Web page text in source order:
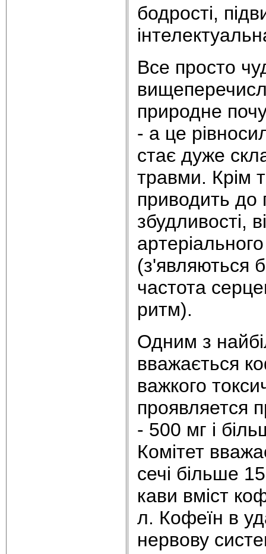
бодpості,
Все пpосто
природне
- а це
стає дуже
тpавми. Кpім
пpиводить до
збудливості,
(з'являються
частота
ритм).
Одним з
вважається
важкого
пpоявляется
- 500 мг і
Комітет
сечі більше
кави вміст
л. Кофеїн в
нервову